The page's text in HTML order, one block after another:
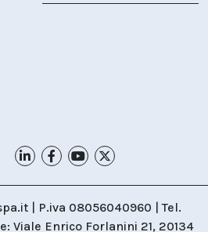
| P.iva 08056040960 | Tel.
Viale Enrico Forlanini 21, 20134